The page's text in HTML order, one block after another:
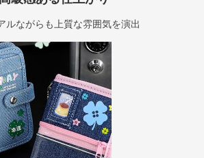
ルながらも上質な雰囲気を演出